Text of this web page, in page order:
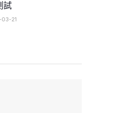
試
21